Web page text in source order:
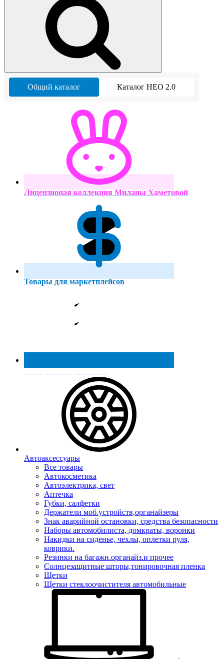
Общий каталог Каталог НЕО 2.0
Лицензионая коллекция Миланы Хаметовой
Товары для маркетплейсов
Реестр МинПромТорга
Автоаксессуары
Все товары
Автокосметика
Автоэлектрика, свет
Аптечка
Губки, салфетки
Держатели моб.устройств,органайзеры
Знак аварийной остановки, средства безопасности
Наборы автомобилиста, домкраты, воронки
Накидки на сиденье, чехлы, оплетки руля,
коврики.
Резинки на багажн.органайз.и прочее
Солнцезащитные шторы,тонировочная пленка
Щетки
Щетки стеклоочистителя автомобильные